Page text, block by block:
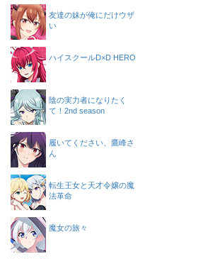
友達の妹が俺にだけウザ
い
ハイスクールD×D HERO
陰の実力者になりたく
て！2nd season
履いてください、鷹峰さ
ん
転生王女と天才令嬢の魔
法革命
魔女の旅々